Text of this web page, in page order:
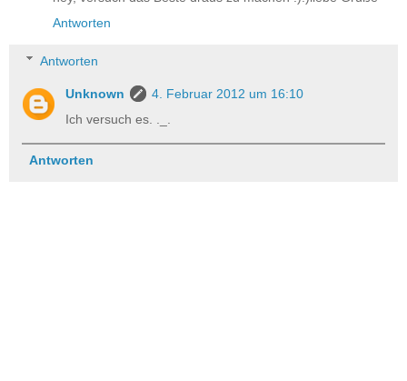
Antworten
Antworten
Unknown
4. Februar 2012 um 16:10
Ich versuch es. ._.
Antworten